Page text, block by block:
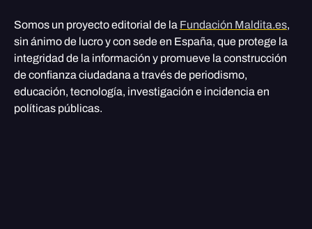
Somos un proyecto editorial de la Fundación Maldita.es,
sin ánimo de lucro y con sede en España, que protege la
integridad de la información y promueve la construcción
de confianza ciudadana a través de periodismo,
educación, tecnología, investigación e incidencia en
políticas públicas.